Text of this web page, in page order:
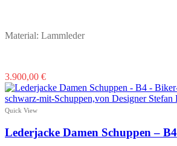
Material: Lammleder
3.900,00 €Dieses
Produkt
weist
auf.
Quick View
Lederjacke Damen Schuppen – B4